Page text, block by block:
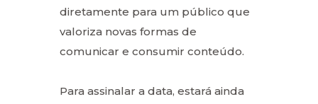
diretamente para um público que
valoriza novas formas de
comunicar e consumir conteúdo.
Para assinalar a data, estará ainda